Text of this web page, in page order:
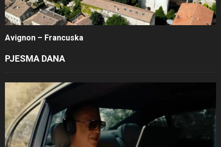
Avignon – Francuska
PJESMA DANA